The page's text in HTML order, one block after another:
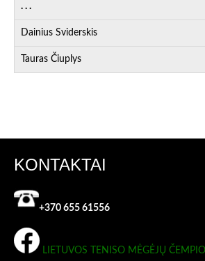
. . .
Dainius Sviderskis
Tauras Čiuplys
KONTAKTAI
+370 655 61556
LIETUVOS TENISO MĖGĖJŲ